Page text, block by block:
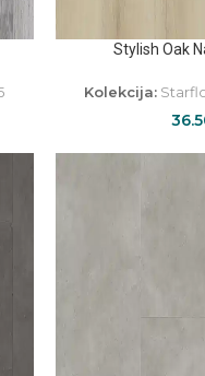
Stylish Oak
Kolekcija: